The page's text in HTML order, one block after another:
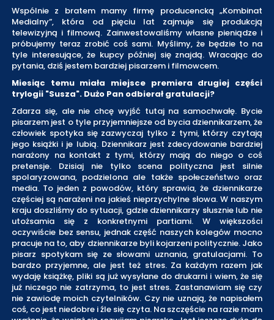
Wspólnie z bratem mamy firmę producencką „Kombinat
Medialny”, która od pięciu lat zajmuje się produkcją
telewizyjną i filmową. Zainwestowaliśmy własne pieniądze i
próbujemy teraz zrobić coś sami. Myślimy, że będzie to na
tyle interesujące, że kupcy później się znajdą. Wracając do
pytania, dziś jestem bardziej pisarzem i filmowcem.
Miesiąc temu miała miejsce premiera drugiej części
trylogii "Susza". Dużo Pan odbierał gratulacji?
Zdarza się, ale nie chcę wyjść tutaj na samochwałę. Bycie
pisarzem jest o tyle przyjemniejsze od bycia dziennikarzem, że
człowiek spotyka się zazwyczaj tylko z tymi, którzy czytają
jego książki i je lubią. Dziennikarz jest zdecydowanie bardziej
narażony na kontakt z tymi, którzy mają do niego o coś
pretensje. Dzisiaj nie tylko scena polityczna jest silnie
spolaryzowana, podzielona ale także społeczeństwo oraz
media. To jeden z powodów, który sprawia, że dziennikarze
częściej są narażeni na jakieś nieprzychylne słowa. W naszym
kraju doszliśmy do sytuacji, gdzie dziennikarzy słusznie lub nie
utożsamia się z konkretnymi partiami. W większości
oczywiście bez sensu, jednak część naszych kolegów mocno
pracuje na to, aby dziennikarze byli kojarzeni politycznie. Jako
pisarz spotykam się ze słowami uznania, gratulacjami. To
bardzo przyjemne, ale jest też stres. Za każdym razem jak
wydaję książkę, pliki są już wysyłane do drukarni i wiem, że się
już niczego nie zatrzyma, to jest stres. Zastanawiam się czy
nie zawiodę moich czytelników. Czy nie uznają, że napisałem
coś, co jest niedobre i źle się czyta. Na szczęście na razie mam